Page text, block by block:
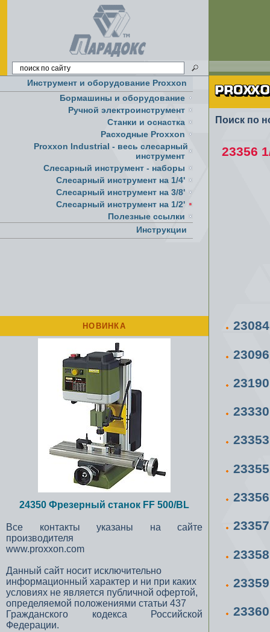
Инструмент и оборудование Proxxon
Бормашины и оборудование
Ручной электроинструмент
Cтанки и оснастка
Расходные Proxxon
Proxxon Industrial - весь слесарный
инструмент
Слесарный инструмент - наборы
Слесарный инструмент на 1/4'
Слесарный инструмент на 3/8'
Слесарный инструмент на 1/2'
Полезные ссылки
Инструкции
НОВИНКА
24350 Фрезерный станок FF 500/BL
Все контакты указаны на сайте
производителя
www.proxxon.com
Данный сайт носит исключительно
информационный характер и ни при каких
условиях не является публичной офертой,
определяемой положениями статьи 437
Гражданского кодекса Российской
Федерации.
Поиск по
23356